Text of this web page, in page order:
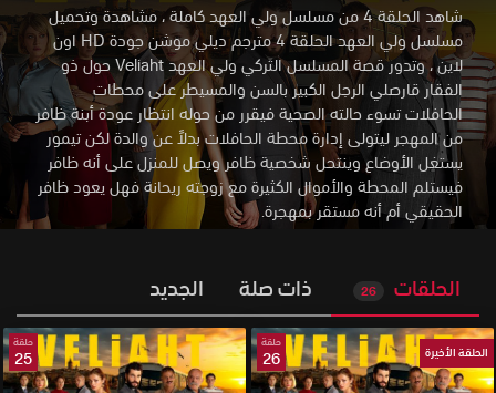
شاهد الحلقة 4 من مسلسل ولي العهد كاملة ، مشاهدة وتحميل
مسلسل ولي العهد الحلقة 4 مترجم ديلي موشن جودة HD اون
لاين، وتدور قصة المسلسل التركي ولي العهد Veliaht حول ذو
الفقار قارصلي الرجل الكبير بالسن والمسيطر على محطات
الحافلات تسوء حالته الصحية فيقرر من حوله انتظار عودة أبنة ظافر
من المهجر ليتولى إدارة محطة الحافلات بدلاً عن والدة لكن تيمور
يستغل الأوضاع وينتحل شخصية ظافر ويصل للمنزل على أنه ظافر
فيستلم المحطة والأموال الكثيرة مع زوجته ريحانة فهل يعود ظافر
الحقيقي أم أنه مستقر بمهجرة.
الحلقات 26 ذات صلة الجديد
الحلقة الأخيرة
حلقة
26
حلقة
25